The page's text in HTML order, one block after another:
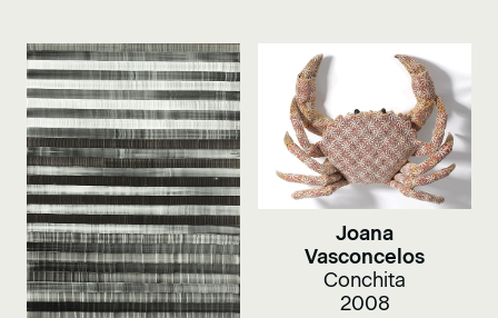
Joana
Vasconcelos
Conchita
2008